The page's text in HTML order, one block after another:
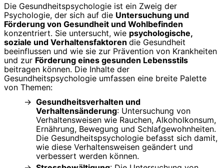
Die Gesundheitspsychologie ist ein Zweig der
Psychologie, der sich auf die Untersuchung und
Förderung von Gesundheit und Wohlbefinden
konzentriert. Sie untersucht, wie psychologische,
soziale und Verhaltensfaktoren die Gesundheit
beeinflussen und wie sie zur Prävention von Krankheiten
und zur Förderung eines gesunden Lebensstils
beitragen können. Die Inhalte der
Gesundheitspsychologie umfassen eine breite Palette
von Themen:
Gesundheitsverhalten und
Verhaltensänderung: Untersuchung von
Verhaltensweisen wie Rauchen, Alkoholkonsum,
Ernährung, Bewegung und Schlafgewohnheiten.
Die Gesundheitspsychologie befasst sich damit,
wie diese Verhaltensweisen geändert und
verbessert werden können.